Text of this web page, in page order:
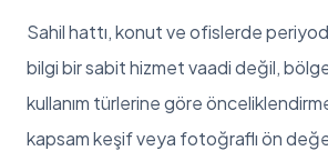
Sahil hattı, konut ve ofislerde
bilgi bir sabit hizmet vaadi değil,
kullanım türlerine göre
kapsam keşif veya fotoğraflı ön